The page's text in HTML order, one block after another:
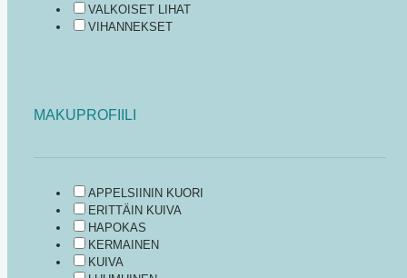
VALKOISET LIHAT
VIHANNEKSET
MAKUPROFIILI
APPELSIININ KUORI
ERITTÄIN KUIVA
HAPOKAS
KERMAINEN
KUIVA